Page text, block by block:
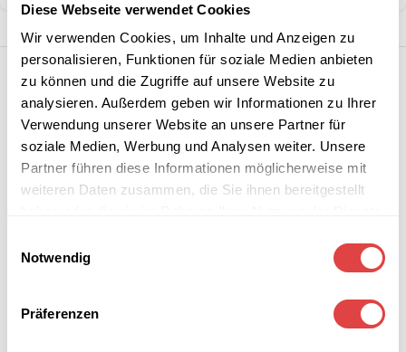
Diese Webseite verwendet Cookies
Wir verwenden Cookies, um Inhalte und Anzeigen zu
personalisieren, Funktionen für soziale Medien anbieten
zu können und die Zugriffe auf unsere Website zu
analysieren. Außerdem geben wir Informationen zu Ihrer
Verwendung unserer Website an unsere Partner für
soziale Medien, Werbung und Analysen weiter. Unsere
Partner führen diese Informationen möglicherweise mit
weiteren Daten zusammen, die Sie ihnen bereitgestellt
Notwendig
Präferenzen